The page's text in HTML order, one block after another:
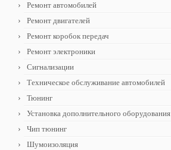
Ремонт автомобилей
Ремонт двигателей
Ремонт коробок передач
Ремонт электроники
Сигнализации
Техническое обслуживание автомобилей
Тюнинг
Установка дополнительного оборудования
Чип тюнинг
Шумоизоляция